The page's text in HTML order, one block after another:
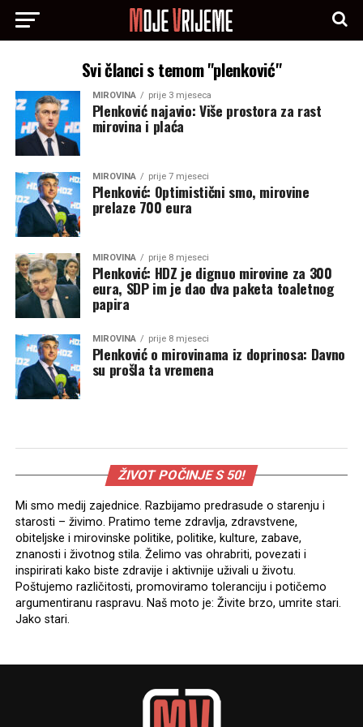
Svi članci s temom "plenković"
MIROVINA prije 3 mjeseca
Plenković najavio: Više prostora za rast
mirovina i plaća
MIROVINA prije 7 mjeseci
Plenković: Optimistični smo, mirovine
prelaze 700 eura
MIROVINA prije 8 mjeseci
Plenković: HDZ je dignuo mirovine za 300
eura, SDP im je dao dva paketa toaletnog
papira
MIROVINA prije 8 mjeseci
Plenković o mirovinama iz doprinosa: Davno
su prošla ta vremena
ŽIVOT POČINJE S 50!
Mi smo medij zajednice. Razbijamo predrasude o starenju i
starosti – živimo. Pratimo teme zdravlja, zdravstvene,
obiteljske i mirovinske politike, politike, kulture, zabave,
znanosti i životnog stila. Želimo vas ohrabriti, povezati i
inspirirati kako biste zdravije i aktivnije uživali u životu.
Poštujemo različitosti, promoviramo toleranciju i potičemo
argumentiranu raspravu. Naš moto je: Živite brzo, umrite stari.
Jako stari.